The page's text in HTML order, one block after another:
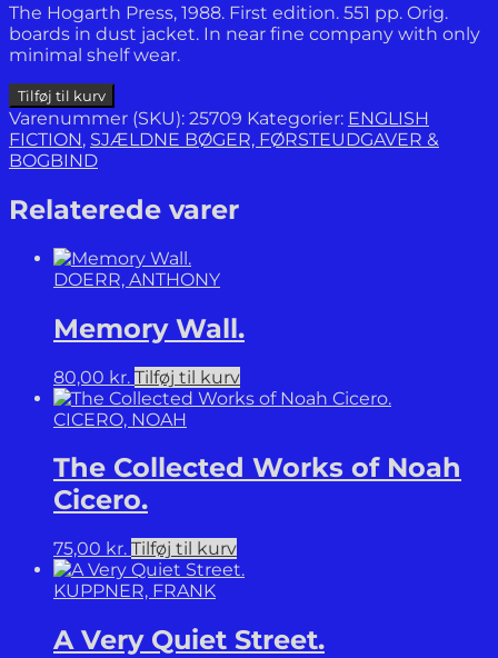
The Hogarth Press, 1988. First edition. 551 pp. Orig.
boards in dust jacket. In near fine company with only
minimal shelf wear.
The
Essays
of
Virginia
Volume
3:
Tilføj til kurv
Varenummer (SKU): 25709 Kategorier: ENGLISH
FICTION, SJÆLDNE BØGER, FØRSTEUDGAVER &
BOGBIND
Relaterede varer
DOERR, ANTHONY
Memory Wall.
80,00 kr. Tilføj til kurv
CICERO, NOAH
The Collected Works of Noah
Cicero.
75,00 kr. Tilføj til kurv
KUPPNER, FRANK
A Very Quiet Street.